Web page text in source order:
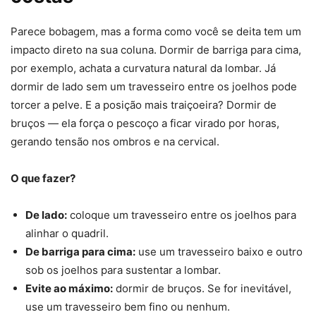
Parece bobagem, mas a forma como você se deita tem um
impacto direto na sua coluna. Dormir de barriga para cima,
por exemplo, achata a curvatura natural da lombar. Já
dormir de lado sem um travesseiro entre os joelhos pode
torcer a pelve. E a posição mais traiçoeira? Dormir de
bruços — ela força o pescoço a ficar virado por horas,
gerando tensão nos ombros e na cervical.
O que fazer?
De lado: coloque um travesseiro entre os joelhos para
alinhar o quadril.
De barriga para cima: use um travesseiro baixo e outro
sob os joelhos para sustentar a lombar.
Evite ao máximo: dormir de bruços. Se for inevitável,
use um travesseiro bem fino ou nenhum.